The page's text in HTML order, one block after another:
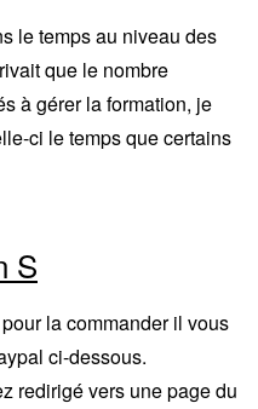
le temps au niveau des
que le nombre
à gérer la formation, je
ci le temps que certains
S
la commander il vous
ci-dessous.
redirigé vers une page du